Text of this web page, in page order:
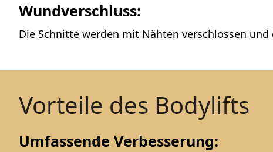
Wundverschluss:
Die Schnitte werden mit Nähten verschlossen
Vorteile des Bodylifts
Umfassende Verbesserung: